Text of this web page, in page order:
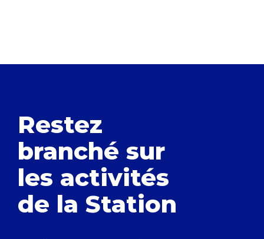
Restez
branché sur
les activités
de la Station